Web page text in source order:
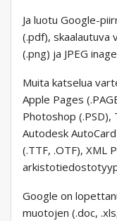
Ja luotu Google-
(.pdf), skaalautuva
(.png) ja JPEG
Muita katselua
Apple Pages
Photoshop (.PSD),
Autodesk
(.TTF, .OTF), XML
Google on
muotojen (.doc,